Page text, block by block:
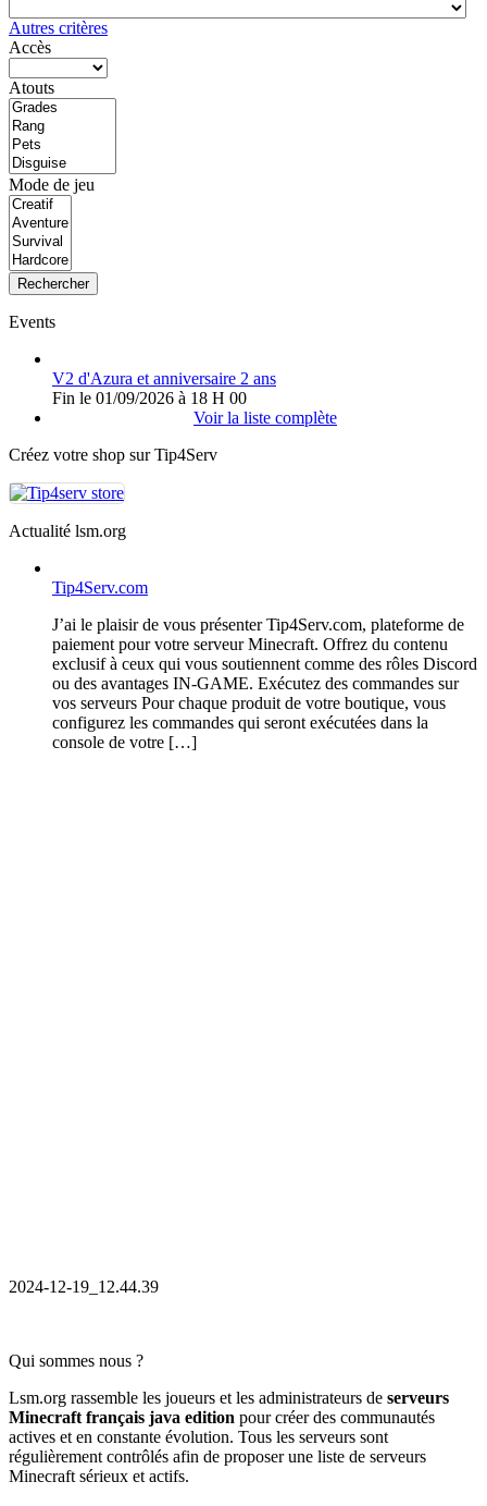
Autres critères
Accès
Atouts
Mode de jeu
Rechercher
Events
V2 d'Azura et anniversaire 2 ans
Fin le 01/09/2026 à 18 H 00
Voir la liste complète
Créez votre shop sur Tip4Serv
Actualité lsm.org
Tip4Serv.com
J’ai le plaisir de vous présenter Tip4Serv.com, plateforme de
paiement pour votre serveur Minecraft. Offrez du contenu
exclusif à ceux qui vous soutiennent comme des rôles Discord
ou des avantages IN-GAME. Exécutez des commandes sur
vos serveurs Pour chaque produit de votre boutique, vous
configurez les commandes qui seront exécutées dans la
console de votre […]
2024-12-19_12.44.39
Qui sommes nous ?
Lsm.org rassemble les joueurs et les administrateurs de serveurs
Minecraft français java edition pour créer des communautés
actives et en constante évolution. Tous les serveurs sont
régulièrement contrôlés afin de proposer une liste de serveurs
Minecraft sérieux et actifs.